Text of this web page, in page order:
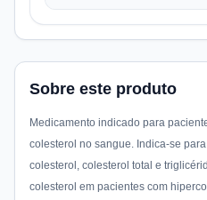
Sobre este produto
Medicamento indicado para
colesterol no sangue. Indica-se
colesterol, colesterol total e
colesterol em pacientes com